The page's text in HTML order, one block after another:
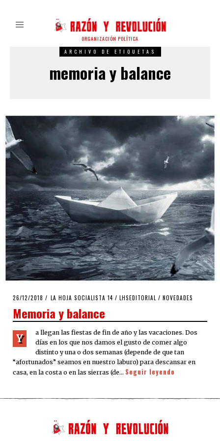
ORGANIZACIÓN POLÍTICA
ARCHIVO DE ETIQUETAS
memoria y balance
POSTED
26/12/2018 27/12/2018
LA HOJA SOCIALISTA 14 / LHSEDITORIAL / NOVEDADES
Memoria y balance
Y
a llegan las fiestas de fin de año y las vacaciones. Dos
días en los que nos damos el gusto de comer algo
distinto y una o dos semanas (depende de que tan
“afortunados” seamos en nuestro laburo) para descansar en
casa, en la costa o en las sierras (de… Seguir leyendo